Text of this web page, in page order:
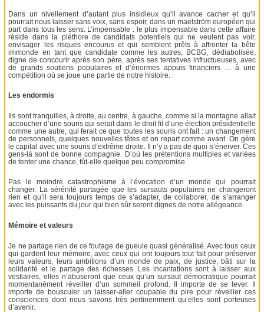
Dans un nivellement d’autant plus insidieux qu’il avance cacher et qu’il
pourrait nous laisser sans voix, sans espoir, dans un maelström européen qui
part dans tous les sens. L’impensable : le plus impensable dans cette affaire
réside dans la pléthore de candidats potentiels qui ne veulent pas voir,
envisager les risques encourus et qui semblent prêts à affronter la bête
immonde en tant que candidate comme les autres, BCBG, dédiabolisée,
digne de concourir après son père, après ses tentatives infructueuses, avec
de grands soutiens populaires et d’énormes appuis financiers … à une
compétition où se joue une partie de notre histoire.
Les endormis
Ils sont tranquilles, à droite, au centre, à gauche, comme si la montagne allait
accoucher d’une souris qui serait dans le droit fil d’une élection présidentielle
comme une autre, qui ferait ce que toutes les souris ont fait : un changement
de personnels, quelques nouvelles têtes et on repart comme avant. On gère
le capital avec une souris d’extrême droite. Il n’y a pas de quoi s’énerver. Ces
gens-là sont de bonne compagnie. D’où les prétentions multiples et variées
de tenter une chance, fût-elle quelque peu compromise.
Pas le moindre catastrophisme à l’évocation d’un monde qui pourrait
changer. La sérénité partagée que les sursauts populaires ne changeront
rien et qu’il sera toujours temps de s’adapter, de collaborer, de s’arranger
avec les puissants du jour qui bien sûr seront dignes de notre allégeance.
Mémoire et valeurs
Je ne partage rien de ce foutage de gueule quasi généralisé. Avec tous ceux
qui gardent leur mémoire, avec ceux qui ont toujours tout fait pour préserver
leurs valeurs, leurs ambitions d’un monde de paix, de justice, bâti sur la
solidarité et le partage des richesses. Les incantations sont à laisser aux
vestiaires, elles n’abuseront que ceux qu’un sursaut démocratique pourrait
momentanément réveiller d’un sommeil profond. Il importe de se lever. Il
importe de bousculer un laisser-aller coupable du pire pour réveiller ces
consciences dont nous savons très pertinemment qu’elles sont porteuses
d’avenir.